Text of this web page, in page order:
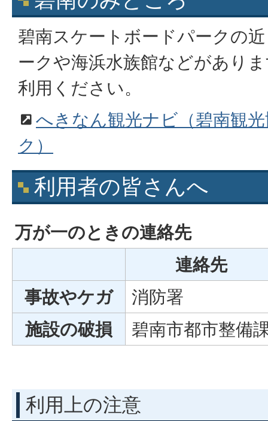
碧南スケートボードパークの
ークや海浜水族館などがあり
利用ください。
へきなん観光ナビ（碧南観
ク）
利用者の皆さんへ
万が一のときの連絡先
連絡先
事故やケガ
消防署
施設の破損
碧南市都市整備
利用上の注意